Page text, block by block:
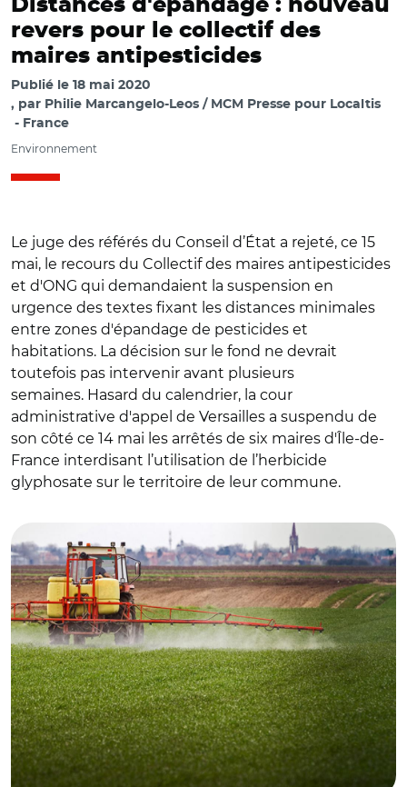
Distances d'épandage : nouveau
revers pour le collectif des
maires antipesticides
Publié le 18 mai 2020
par Philie Marcangelo-Leos / MCM Presse pour Localtis
France
Environnement
Le juge des référés du Conseil d’État a rejeté, ce 15
mai, le recours du Collectif des maires antipesticides
et d'ONG qui demandaient la suspension en
urgence des textes fixant les distances minimales
entre zones d'épandage de pesticides et
habitations. La décision sur le fond ne devrait
toutefois pas intervenir avant plusieurs
semaines. Hasard du calendrier, la cour
administrative d'appel de Versailles a suspendu de
son côté ce 14 mai les arrêtés de six maires d'Île-de-
France interdisant l’utilisation de l’herbicide
glyphosate sur le territoire de leur commune.